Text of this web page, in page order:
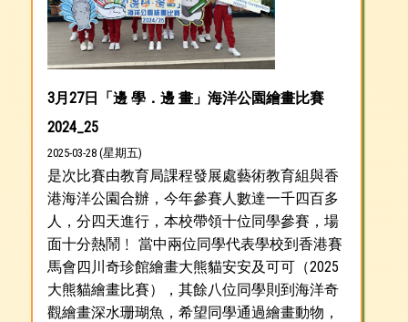
3月27日「邊 學．邊 畫」海洋公園繪畫比賽
2024_25
2025-03-28 (星期五)
是次比賽由教育局課程發展處藝術教育組與香
港海洋公園合辦，今年參賽人數達一千四百多
人，分四天進行，本校帶領十位同學參賽，場
面十分熱鬧﹗ 當中兩位同學代表學校到香港賽
馬會四川奇珍館繪畫大熊貓安安及可可（2025
大熊貓繪畫比賽），其餘八位同學則到海洋奇
觀繪畫深水珊瑚魚，希望同學通過繪畫動物，